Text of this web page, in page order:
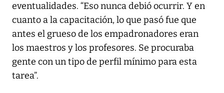
eventualidades. “Eso nunca debió ocurrir. Y en
cuanto a la capacitación, lo que pasó fue que
antes el grueso de los empadronadores eran
los maestros y los profesores. Se procuraba
gente con un tipo de perfil mínimo para esta
tarea”.